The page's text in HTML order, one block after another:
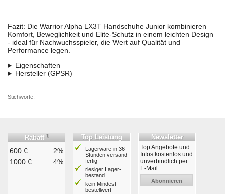
Fazit: Die Warrior Alpha LX3T Handschuhe Junior kombinieren
Komfort, Beweglichkeit und Elite-Schutz in einem leichten Design
- ideal für Nachwuchsspieler, die Wert auf Qualität und
Performance legen.
Eigenschaften
Hersteller (GPSR)
Stichworte:
Rabatt 1
600 €
2%
1000 €
4%
Top Leistung
Lagerware in 36
Stunden ver­sand­
fertig
riesiger Lager­
bestand
kein Mindest­
bestell­wert
Newsletter
Top Angebote und
Infos kostenlos und
unverbindlich per
E-Mail:
Abonnieren